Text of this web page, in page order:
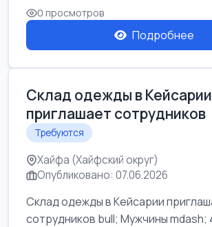
0 просмотров
Подробнее
Склад одежды в Кейсарии
приглашает сотрудников
Требуются
Хайфа (Хайфский округ)
Опубликовано: 07.06.2026
Склад одежды в Кейсарии
сотрудников bull; Мужчины mdash;